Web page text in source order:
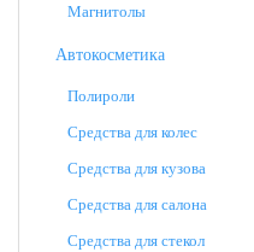
Магнитолы
Автокосметика
Полироли
Средства для колес
Средства для кузова
Средства для салона
Средства для стекол